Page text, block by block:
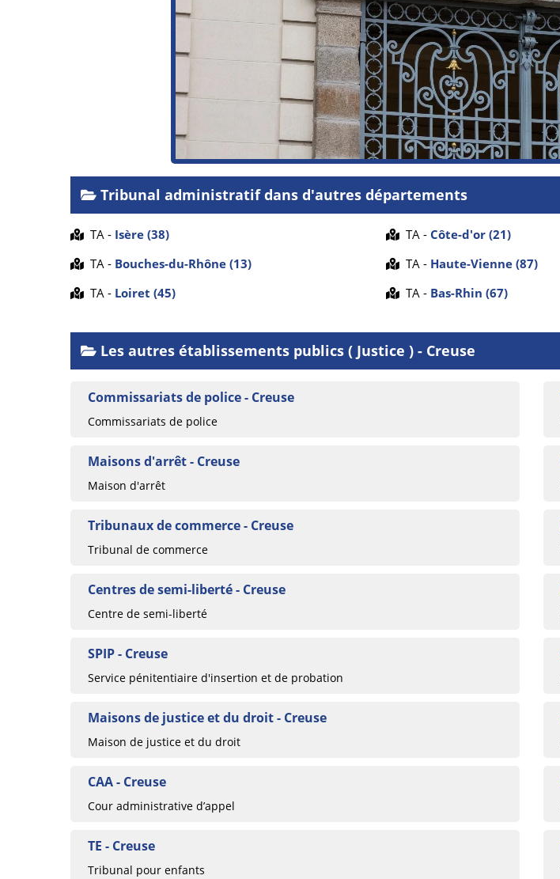
Tribunal administratif dans d'autres départements
TA - Isère (38) TA - Côte-d'or (21)
TA - Bouches-du-Rhône (13) TA - Haute-Vienne (87)
TA - Loiret (45) TA - Bas-Rhin (67)
Les autres établissements publics ( Justice ) - Creuse
Commissariats de police - Creuse
Commissariats de police
Maisons d'arrêt - Creuse
Maison d'arrêt
Tribunaux de commerce - Creuse
Tribunal de commerce
Centres de semi-liberté - Creuse
Centre de semi-liberté
SPIP - Creuse
Service pénitentiaire d'insertion et de probation
Maisons de justice et du droit - Creuse
Maison de justice et du droit
CAA - Creuse
Cour administrative d’appel
TE - Creuse
Tribunal pour enfants